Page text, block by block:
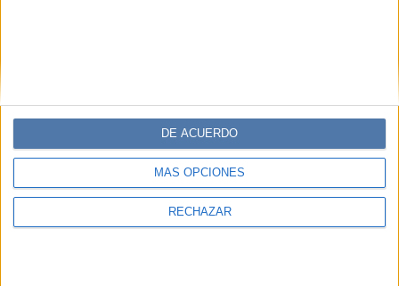
MÁS OPCIONES
RECHAZAR
DE ACUERDO
¿en qué productos conviene enfocarse?